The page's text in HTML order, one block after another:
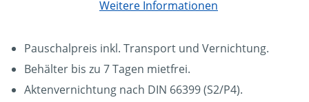
Weitere Informationen
Pauschalpreis inkl. Transport und Vernichtung.
Behälter bis zu 7 Tagen mietfrei.
Aktenvernichtung nach DIN 66399 (S2/P4).